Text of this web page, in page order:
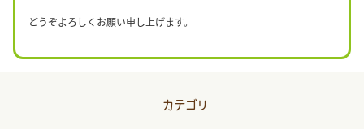
どうぞよろしくお願い申し上げます。
カテゴリ